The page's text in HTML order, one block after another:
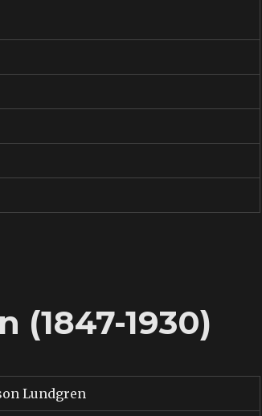
(1847-1930)
Lundgren